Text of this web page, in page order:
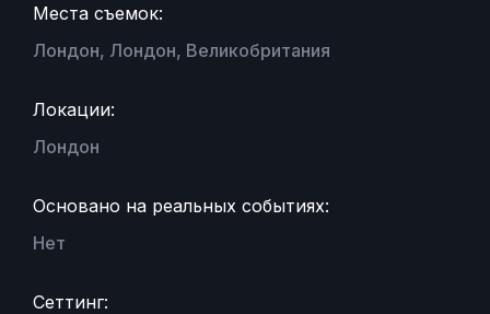
Места съемок:
Лондон, Лондон, Великобритания
Локации:
Лондон
Основано на реальных событиях:
Нет
Сеттинг: